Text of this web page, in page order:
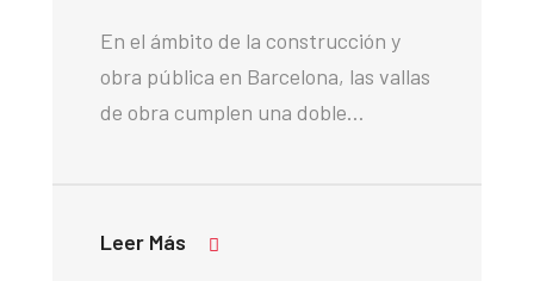
En el ámbito de la construcción y
obra pública en Barcelona, las vallas
de obra cumplen una doble…
Leer Más